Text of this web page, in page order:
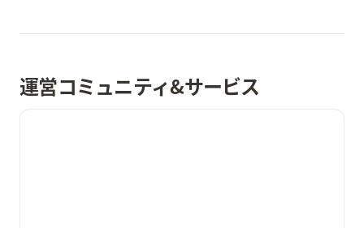
運営コミュニティ&サービス
ゲームクリエイターズギルド